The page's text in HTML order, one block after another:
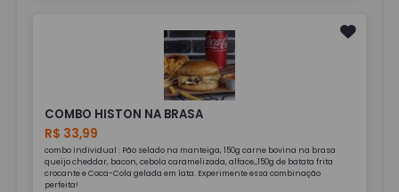
COMBO HISTON NA BRASA
R$ 33,99
combo individual : Pão selado na manteiga, 150g carne bovina na brasa
queijo cheddar, bacon, cebola caramelizada, alface,,150g de batata frita
crocante e Coca-Cola gelada em lata. Experimente essa combinação
perfeita!